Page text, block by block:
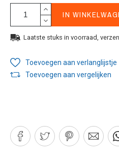
IN
Laatste stuks in voorraad,
Toevoegen aan verlanglijstje
Toevoegen aan vergelijken